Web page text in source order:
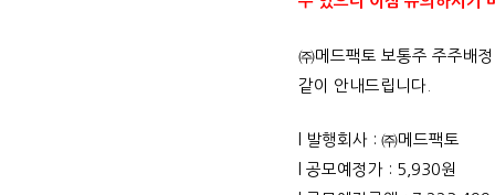
㈜메드팩토 보통주 주주배
같이 안내드립니다.
발행회사 : ㈜메드팩토
공모예정가 : 5,930원